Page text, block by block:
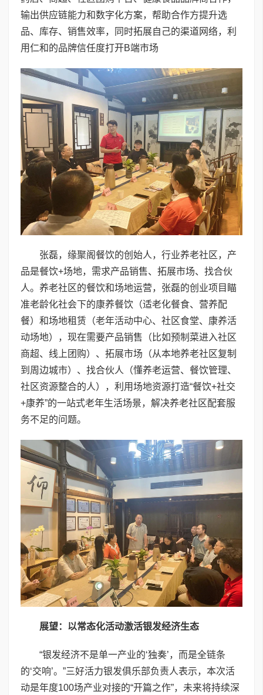
输出供应链能力和数字化方案，帮助合作方提升选
品、库存、销售效率，同时拓展自己的渠道网络，利
用仁和的品牌信任度打开B端市场
张磊，缘聚阁餐饮的创始人，行业养老社区，产
品是餐饮+场地，需求产品销售、拓展市场、找合伙
人。养老社区的餐饮和场地运营，张磊的创业项目瞄
准老龄化社会下的康养餐饮（适老化餐食、营养配
餐）和场地租赁（老年活动中心、社区食堂、康养活
动场地），现在需要产品销售（比如预制菜进入社区
商超、线上团购）、拓展市场（从本地养老社区复制
到周边城市）、找合伙人（懂养老运营、餐饮管理、
社区资源整合的人），利用场地资源打造“餐饮+社交
+康养”的一站式老年生活场景，解决养老社区配套服
务不足的问题。
展望：以常态化活动激活银发经济生态
“银发经济不是单一产业的‘独奏’，而是全链条
的‘交响’。”三好活力银发俱乐部负责人表示，本次活
动是年度100场产业对接的“开篇之作”，未来将持续深